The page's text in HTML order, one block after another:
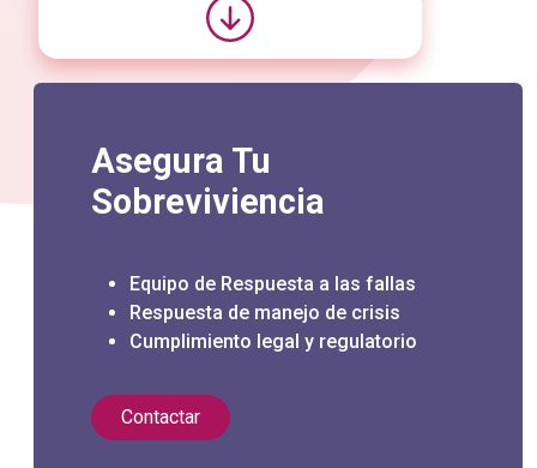
Asegura Tu
Sobreviviencia
Equipo de Respuesta a las fallas
Respuesta de manejo de crisis
Cumplimiento legal y regulatorio
Contactar